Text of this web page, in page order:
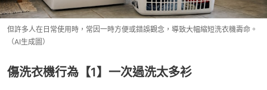
但許多人在日常使用時，常因一時方便或錯誤觀念，導致大幅縮短洗衣機壽命。
（AI生成圖）
傷洗衣機行為【1】一次過洗太多衫